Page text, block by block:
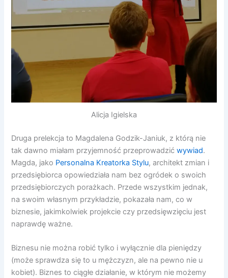
Alicja Igielska
Druga prelekcja to Magdalena Godzik-Janiuk, z którą nie
tak dawno miałam przyjemność przeprowadzićwywiad.
Magda, jako Personalna Kreatorka Stylu, architekt zmian i
przedsiębiorca opowiedziała nam bez ogródek o swoich
przedsiębiorczych porażkach. Przede wszystkim jednak,
na swoim własnym przykładzie, pokazała nam, co w
biznesie, jakimkolwiek projekcie czy przedsięwzięciu jest
naprawdę ważne.
Biznesu nie można robić tylko i wyłącznie dla pieniędzy
(może sprawdza się to u mężczyzn, ale na pewno nie u
kobiet). Biznes to ciągłe działanie, w którym nie możemy